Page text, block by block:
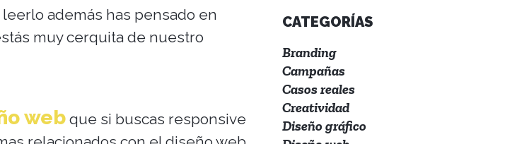
leerlo además has pensado en
muy cerquita de nuestro
webque si buscas responsive
CATEGORÍAS
Branding
Campañas
Casos reales
Creatividad
Diseño gráfico